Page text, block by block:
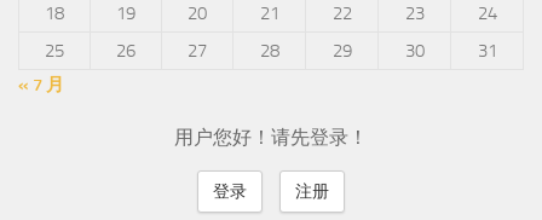
18
19 20 21 22 23
24
25
26 27 28 29 30
31
« 7 月
用户您好！请先登录！
登录 注册